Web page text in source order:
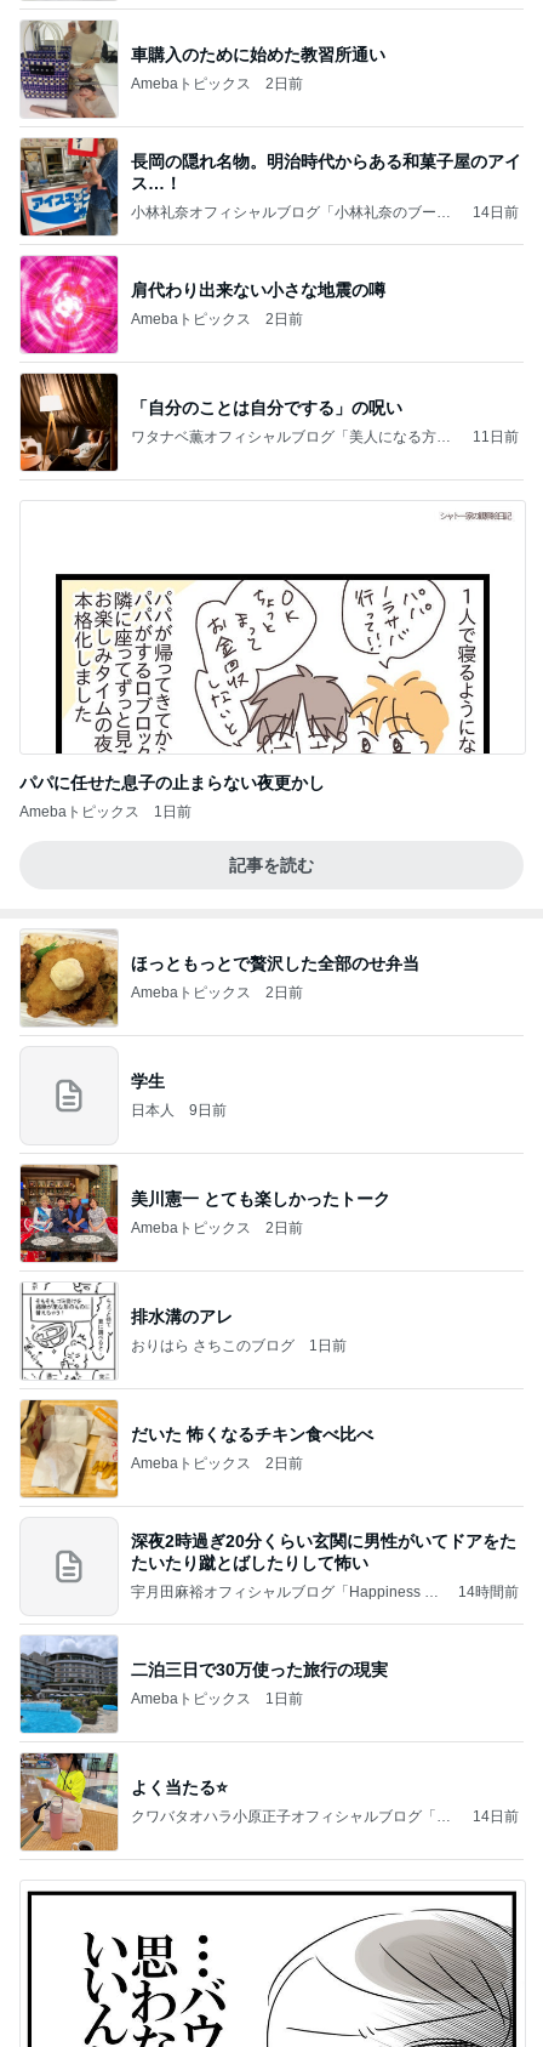
車購入のために始めた教習所通い
Amebaトピックス 2日前
長岡の隠れ名物。明治時代からある和菓子屋のアイ
ス…！
小林礼奈オフィシャルブログ「小林礼奈のブーブ
14日前
肩代わり出来ない小さな地震の噂
Amebaトピックス 2日前
「自分のことは自分でする」の呪い
ワタナベ薫オフィシャルブログ「美人になる方
11日前
パパに任せた息子の止まらない夜更かし
Amebaトピックス 1日前
記事を読む
ほっともっとで贅沢した全部のせ弁当
Amebaトピックス 2日前
学生
日本人 9日前
美川憲一 とても楽しかったトーク
Amebaトピックス 2日前
排水溝のアレ
おりはら さちこのブログ 1日前
だいた 怖くなるチキン食べ比べ
Amebaトピックス 2日前
深夜2時過ぎ20分くらい玄関に男性がいてドアをた
たいたり蹴とばしたりして怖い
宇月田麻裕オフィシャルブログ「Happiness Fa
14時間前
二泊三日で30万使った旅行の現実
Amebaトピックス 1日前
よく当たる⭐️
クワバタオハラ小原正子オフィシャルブログ「女
14日前